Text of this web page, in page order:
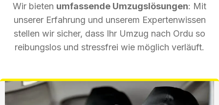
Wir bieten umfassende Umzugslösungen: Mit
unserer Erfahrung und unserem Expertenwissen
stellen wir sicher, dass Ihr Umzug nach Ordu so
reibungslos und stressfrei wie möglich verläuft.